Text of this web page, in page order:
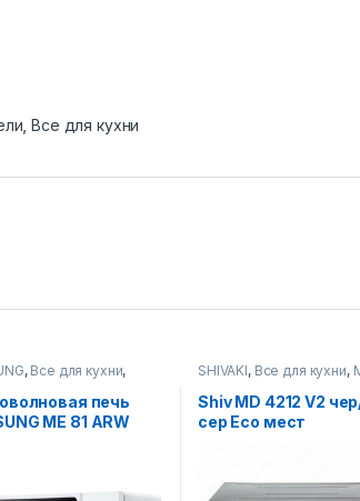
,Все для кухни
, Все для кухни,
печи
печь
ME 81 ARW
SHIVAKI, Все для кухни,
Shiv MD 4212 V2
сер Eco мест